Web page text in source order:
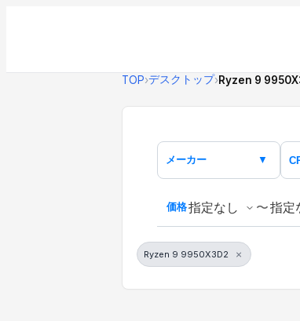
TOP›デスクトップ›Ryzen 9
メーカー ▼
価格 〜
Ryzen 9 9950X3D2 ×